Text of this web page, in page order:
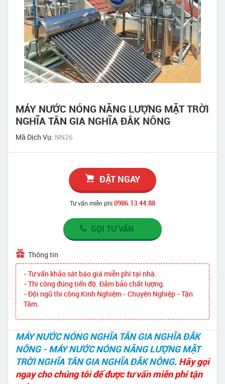
MÁY NƯỚC NÓNG NĂNG LƯỢNG MẶT TRỜI
NGHĨA TÂN GIA NGHĨA ĐẮK NÔNG
Mã Dịch Vụ: NN26
ĐẶT NGAY
Tư vấn miễn phí0986.13.44.88
GỌI TƯ VẤN
Thông tin
- Tư vấn khảo sát báo giá miễn phí tại nhà.
- Thi công đúng tiến độ. Đảm bảo chất lượng.
- Đội ngũ thi công Kinh Nghiệm - Chuyên Nghiệp - Tận
Tâm.
MÁY NƯỚC NÓNG NGHĨA TÂN GIA NGHĨA ĐẮK
NÔNG - MÁY NƯỚC NÓNG NĂNG LƯỢNG MẶT
TRỜI NGHĨA TÂN GIA NGHĨA ĐẮK NÔNG. Hãy gọi
ngay cho chúng tôi để được tư vấn miễn phí tận